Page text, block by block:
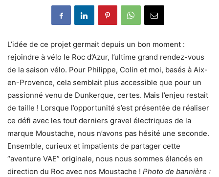
L’idée de ce projet germait depuis un bon moment :
rejoindre à vélo le Roc d’Azur, l’ultime grand rendez-vous
de la saison vélo. Pour Philippe, Colin et moi, basés à Aix-
en-Provence, cela semblait plus accessible que pour un
passionné venu de Dunkerque, certes. Mais l’enjeu restait
de taille ! Lorsque l’opportunité s’est présentée de réaliser
ce défi avec les tout derniers gravel électriques de la
marque Moustache, nous n’avons pas hésité une seconde.
Ensemble, curieux et impatients de partager cette
“aventure VAE” originale, nous nous sommes élancés en
direction du Roc avec nos Moustache ! Photo de bannière :